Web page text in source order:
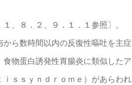
、８．２、９．１．１参照〕。
ら数時間以内の反復性嘔吐を主症
物蛋白誘発性胃腸炎に類似したア
ｓｓｙｎｄｒｏｍｅ）があらわれ